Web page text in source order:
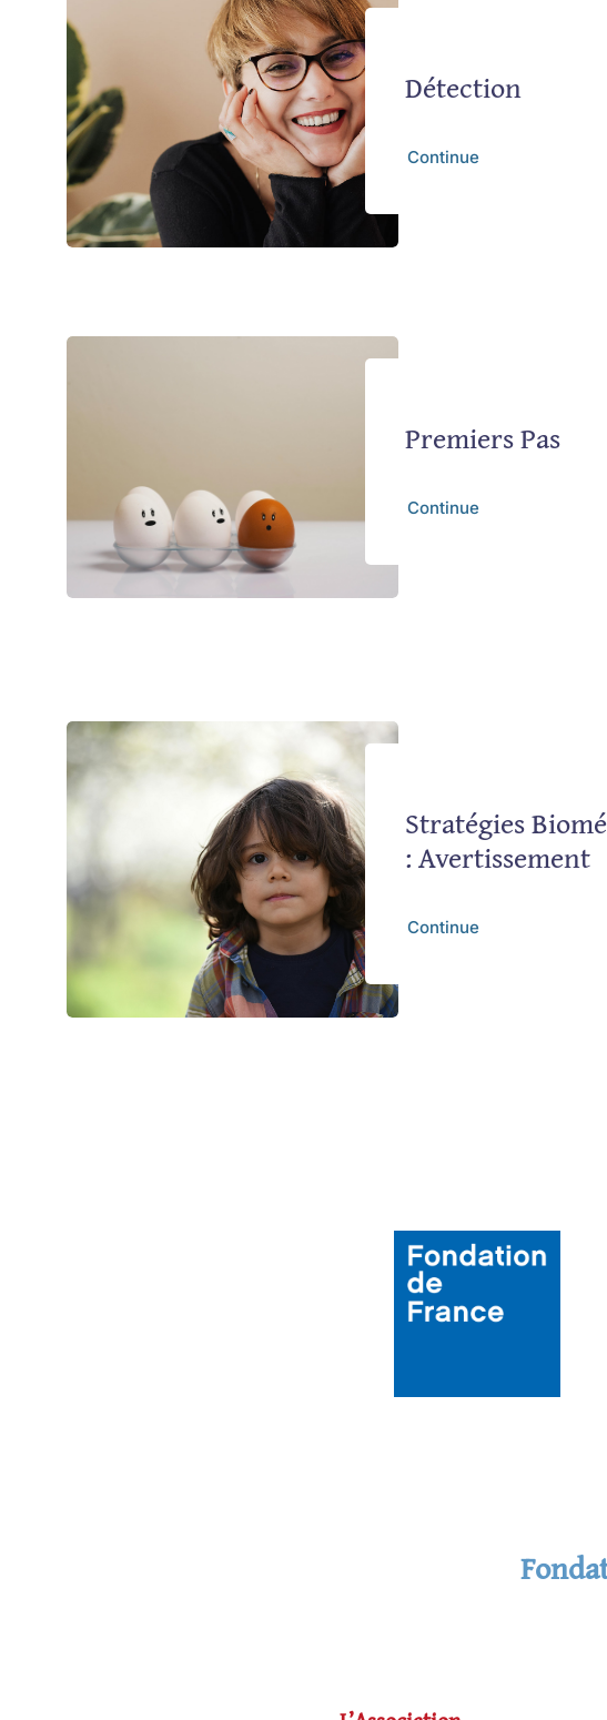
Détection
Continue
Premiers Pas
Continue
Stratégies
: Avertissement
Continue